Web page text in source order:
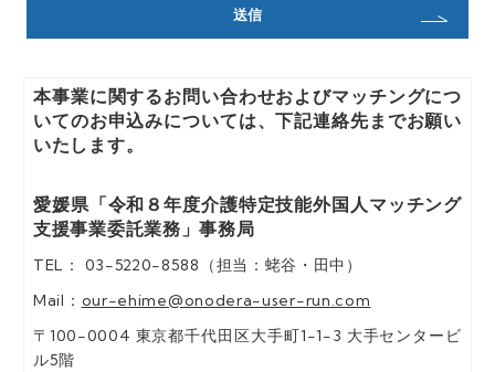
d) 個人情報の第三者提供
得した個人情報をご本人の同意な
く、第三者に提供することはありま
当個人情報の取扱いを委託すること
があります。委託にあたっては、委
託先における個人情報の安全管理が
図られるよう、委託先に対する必要
かつ適切な監督を行います。
f) 当社の保有個人データ又は第三者
本事業に関するお問い合わせおよびマッチングにつ
いてのお申込みについては、下記連絡先までお願い
いたします。
愛媛県「令和８年度介護特定技能外国人マッチング
支援事業委託業務」事務局
TEL： 03-5220-8588（担当：蛯谷・田中）
Mail： our-ehime@onodera-user-run.com
〒100-0004 東京都千代田区大手町1-1-3 大手センタービ
ル5階